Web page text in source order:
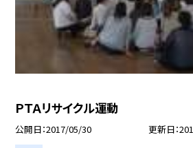
ＰＴＡリサイクル運動
公開日 2017/05/30 更新日